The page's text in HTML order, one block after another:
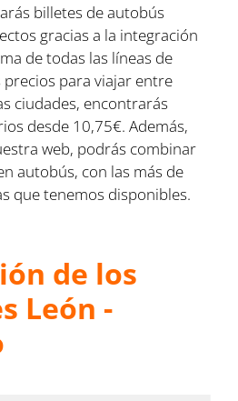
billetes de autobús
gracias a la integración
de todas las líneas de
precios para viajar entre
ciudades, encontrarás
desde 10,75€. Además,
web, podrás combinar
autobús, con las más de
que tenemos disponibles.
de los
León -